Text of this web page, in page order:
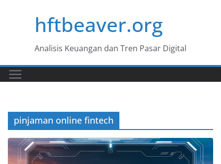
hftbeaver.org
Analisis Keuangan dan Tren Pasar Digital
pinjaman online fintech